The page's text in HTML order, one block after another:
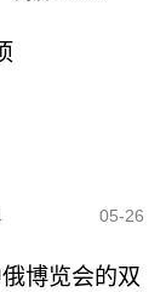
05-26
博览会的双